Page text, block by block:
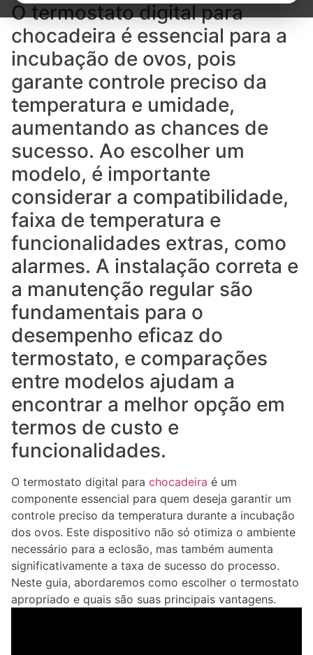
O termostato digital para
chocadeira é essencial para a
incubação de ovos, pois
garante controle preciso da
temperatura e umidade,
aumentando as chances de
sucesso. Ao escolher um
modelo, é importante
considerar a compatibilidade,
faixa de temperatura e
funcionalidades extras, como
alarmes. A instalação correta e
a manutenção regular são
fundamentais para o
desempenho eficaz do
termostato, e comparações
entre modelos ajudam a
encontrar a melhor opção em
termos de custo e
funcionalidades.
O termostato digital para chocadeira é um
componente essencial para quem deseja garantir um
controle preciso da temperatura durante a incubação
dos ovos. Este dispositivo não só otimiza o ambiente
necessário para a eclosão, mas também aumenta
significativamente a taxa de sucesso do processo.
Neste guia, abordaremos como escolher o termostato
apropriado e quais são suas principais vantagens.